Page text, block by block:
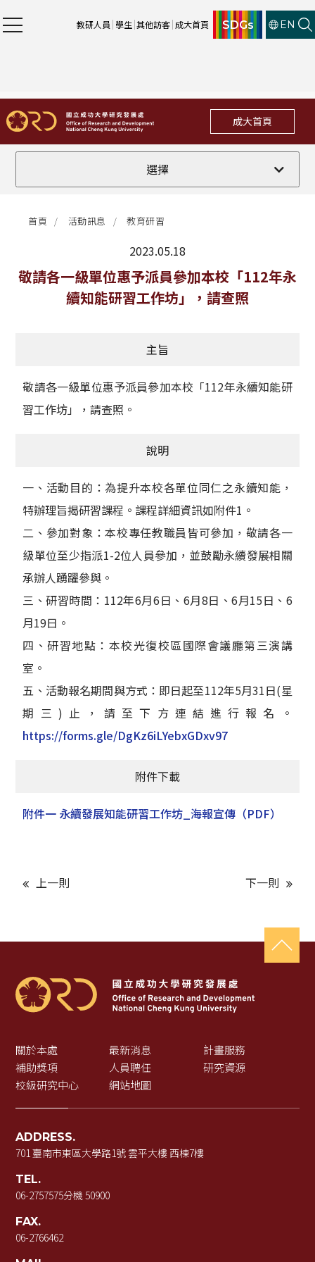
教研人員 學生 其他訪客 成大首頁 SDGs EN
成大首頁
選擇
全部
法規修訂
補助獎項
首頁 活動訊息 教育研習
2023.05.18
最新消息
敬請各一級單位惠予派員參加本校「112年永
續知能研習工作坊」，請查照
主旨
敬請各一級單位惠予派員參加本校「112年永續知能研
習工作坊」，請查照。
說明
一、活動目的：為提升本校各單位同仁之永續知能，
特辦理旨揭研習課程。課程詳細資訊如附件1。
二、參加對象：本校專任教職員皆可參加，敬請各一
級單位至少指派1-2位人員參加，並鼓勵永續發展相關
承辦人踴躍參與。
三、研習時間：112年6月6日、6月8日、6月15日、6
月19日。
四、研習地點：本校光復校區國際會議廳第三演講
室。
五、活動報名期間與方式：即日起至112年5月31日(星
期三)止，請至下方連結進行報名。
https://forms.gle/DgKz6iLYebxGDxv97
附件下載
附件一 永續發展知能研習工作坊_海報宣傳 （PDF）
上一則 下一則
關於本處 最新消息
計畫服務
補助獎項
人員聘任
研究資源
校級研究中心
網站地圖
ADDRESS.
701 臺南市東區大學路1號 雲平大樓 西棟7樓
TEL.
06-2757575分機 50900
FAX.
06-2766462